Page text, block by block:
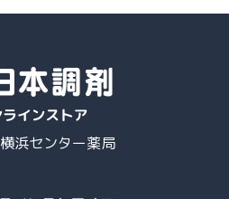
浜センター薬局